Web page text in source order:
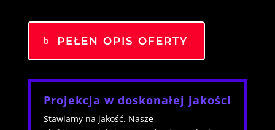
PEŁEN OPIS OFERTY
Projekcja w doskonałej jakości
Stawiamy na jakość. Nasze